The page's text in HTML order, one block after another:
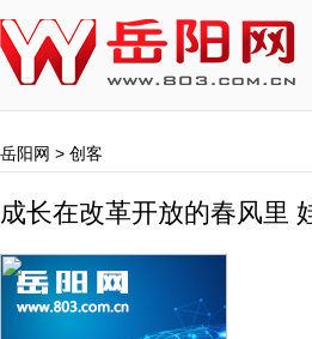
岳阳网 > 创客
成长在改革开放的春风里